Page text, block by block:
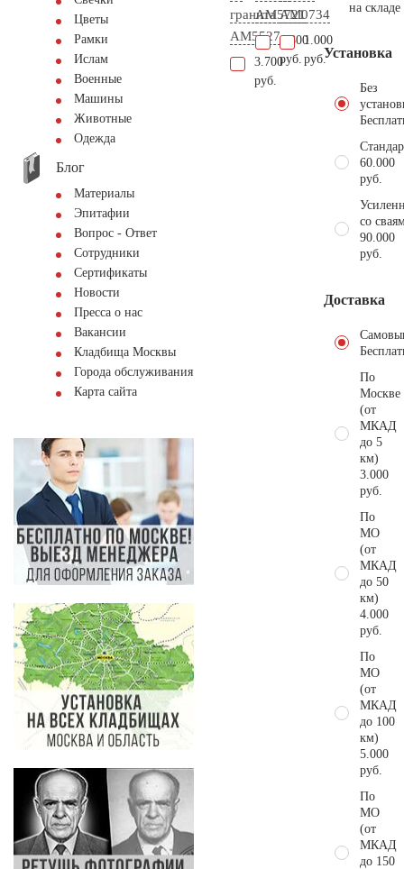
Цветы
Рамки
Ислам
Военные
Машины
Животные
Одежда
Блог
Материалы
Эпитафии
Вопрос - Ответ
Сотрудники
Сертификаты
Новости
Пресса о нас
Вакансии
Кладбища Москвы
Города обслуживания
Карта сайта
гранита
AM5527
3.700
руб.
AM5721
4.800
руб.
AM0734
1.000
руб.
на складе
Установка
Без
60.000
руб.
со
90.000
руб.
Доставка
По
Москве
(от
МКАД
до 5
км)
3.000
руб.
По
МО
(от
МКАД
до 50
км)
4.000
руб.
По
МО
(от
МКАД
до 100
км)
5.000
руб.
По
МО
(от
МКАД
до 150